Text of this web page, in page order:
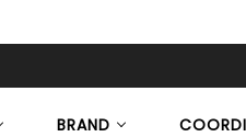
BRAND